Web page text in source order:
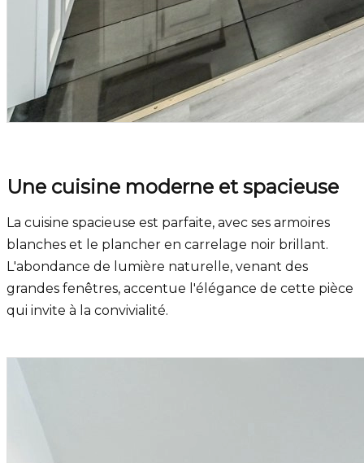
Une cuisine moderne et spacieuse
La cuisine spacieuse est parfaite, avec ses armoires
blanches et le plancher en carrelage noir brillant.
L'abondance de lumière naturelle, venant des
grandes fenêtres, accentue l'élégance de cette pièce
qui invite à la convivialité.